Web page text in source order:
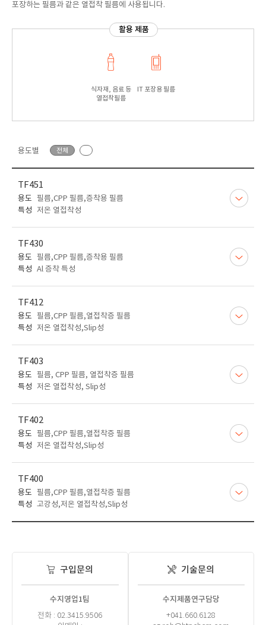
포장하는 필름과 같은 열접착 필름에 사용됩니다.
활용 제품
식자재, 음료 등
열접착필름
IT 포장용 필름
용도별 전체
TF451
용도 필름,CPP 필름,증착용 필름
특성
저온 열접착성
TF430
용도 필름,CPP 필름,증착용 필름
특성 Al 증착 특성
TF412
용도 필름,CPP 필름,열접착증 필름
특성
저온 열접착성,Slip성
TF403
용도 필름, CPP 필름, 열접착증 필름
특성
저온 열접착성, Slip성
TF402
용도 필름,CPP 필름,열접착증 필름
특성
저온 열접착성,Slip성
TF400
용도 필름,CPP 필름,열접착증 필름
특성 고강성,저온 열접착성,Slip성
구입문의
수지영업1팀
전화 : 02.3415.9506
기술문의
수지제품연구담당
+041.660.6128